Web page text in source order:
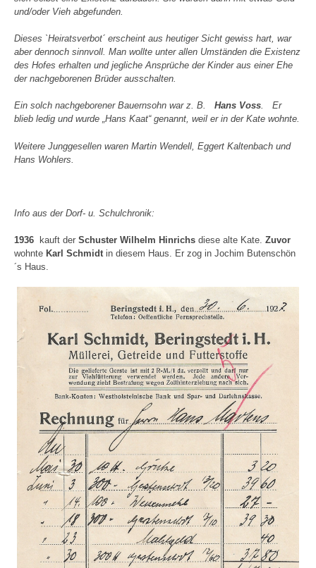
und/oder Vieh abgefunden.
Dieses `Heiratsverbot´ erscheint aus heutiger Sicht gewiss hart, war
aber dennoch sinnvoll. Man wollte unter allen Umständen die Existenz
des Hofes erhalten und jegliche Ansprüche der Kinder aus einer Ehe
der nachgeborenen Brüder ausschalten.
Ein solch nachgeborener Bauernsohn war z. B. Hans Voss. Er
blieb ledig und wurde „Hans Kaat“ genannt, weil er in der Kate wohnte.
Weitere Junggesellen waren Martin Wendell, Eggert Kaltenbach und
Hans Wohlers.
Info aus der Dorf- u. Schulchronik:
1936 kauft der Schuster Wilhelm Hinrichs diese alte Kate. Zuvor
wohnte Karl Schmidtin diesem Haus. Er zog in Jochim Butenschön
´s Haus.